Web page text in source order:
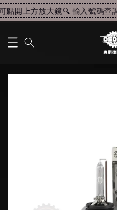
開上方放大鏡🔍 輸入號碼查